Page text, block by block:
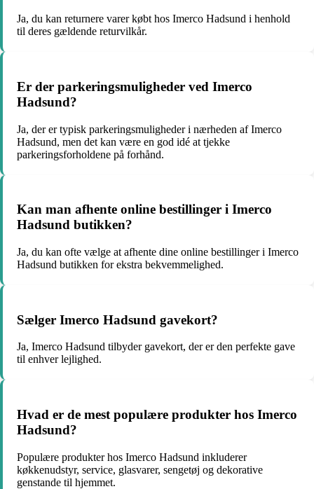
Ja, du kan returnere varer købt hos Imerco Hadsund i henhold
til deres gældende returvilkår.
Er der parkeringsmuligheder ved Imerco
Hadsund?
Ja, der er typisk parkeringsmuligheder i nærheden af Imerco
Hadsund, men det kan være en god idé at tjekke
parkeringsforholdene på forhånd.
Kan man afhente online bestillinger i Imerco
Hadsund butikken?
Ja, du kan ofte vælge at afhente dine online bestillinger i Imerco
Hadsund butikken for ekstra bekvemmelighed.
Sælger Imerco Hadsund gavekort?
Ja, Imerco Hadsund tilbyder gavekort, der er den perfekte gave
til enhver lejlighed.
Hvad er de mest populære produkter hos Imerco
Hadsund?
Populære produkter hos Imerco Hadsund inkluderer
køkkenudstyr, service, glasvarer, sengetøj og dekorative
genstande til hjemmet.